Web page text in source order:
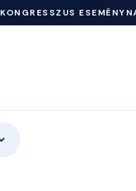
KONGRESSZUS